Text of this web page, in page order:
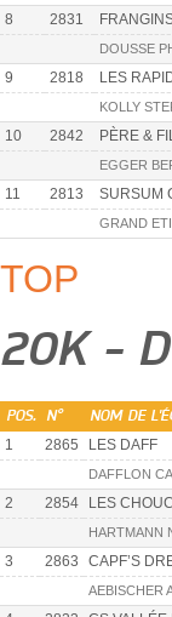
8 2831
DOUSSE
9 2818 LES
KOLLY
10 2842 PÈRE &
EGGER
11 2813 SURSUM
GRAND
TOP
20K -
POS. N° NOM DE
1 2865 LES DAFF
DAFFLON
2 2854 LES
HARTMANN
3 2863 CAPF’S
AEBISCHER